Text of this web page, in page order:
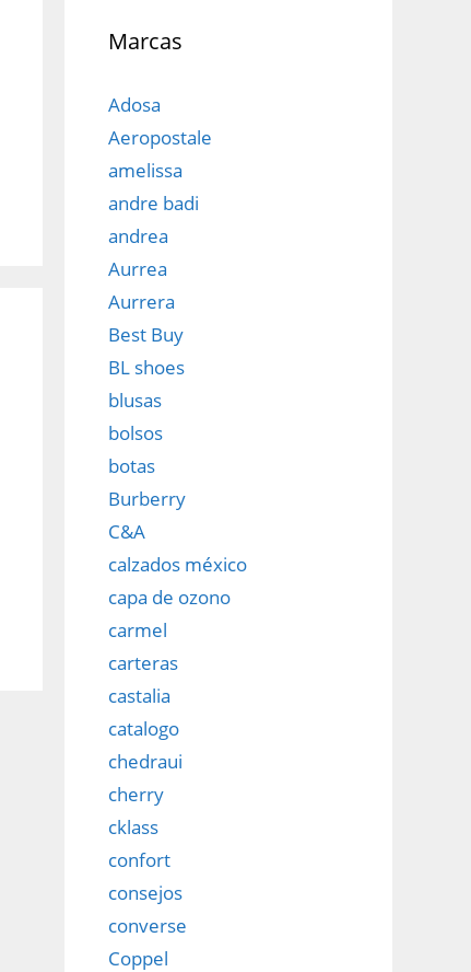
Marcas
Adosa
Aeropostale
amelissa
andre badi
andrea
Aurrea
Aurrera
Best Buy
BL shoes
blusas
bolsos
botas
Burberry
C&A
calzados méxico
capa de ozono
carmel
carteras
castalia
catalogo
chedraui
cherry
cklass
confort
consejos
converse
Coppel